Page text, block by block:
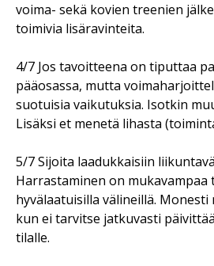
voima- sekä kovien treenien
toimivia lisäravinteita.
4/7 Jos tavoitteena on tiputtaa
pääosassa, mutta
suotuisia vaikutuksia. Isotkin
Lisäksi et menetä lihasta
5/7 Sijoita laadukkaisiin
Harrastaminen on mukavampaa
hyvälaatuisilla välineillä. Monesti
kun ei tarvitse jatkuvasti
tilalle.